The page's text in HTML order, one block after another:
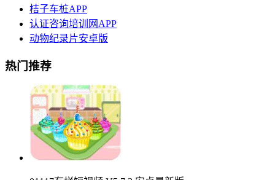
桔子车桩APP
认证咨询培训网APP
动物纪录片安卓版
热门推荐